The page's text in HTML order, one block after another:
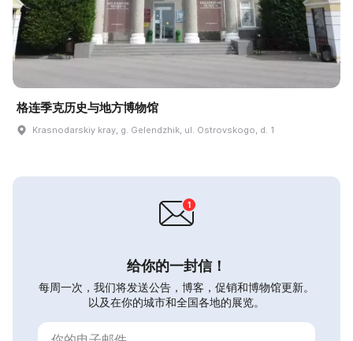
格连季克历史与地方博物馆
Krasnodarskiy kray, g. Gelendzhik, ul. Ostrovskogo, d. 1
给你的一封信！
每周一次，我们将发送公告，博客，促销和博物馆更新。
以及在你的城市和全国各地的展览。